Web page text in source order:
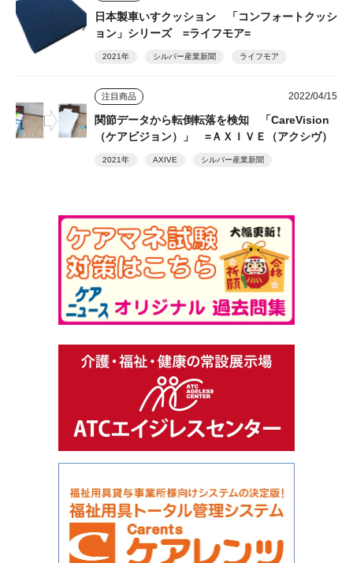
日本製車いすクッション 「コンフォートクッシ
ョン」シリーズ =ライフモア=
2021年 シルバー産業新聞 ライフモア
注目商品 2022/04/15
関節データから転倒転落を検知 「CareVision
（ケアビジョン）」 =ＡＸＩＶＥ（アクシヴ）
2021年 AXIVE シルバー産業新聞